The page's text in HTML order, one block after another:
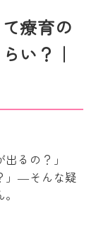
療育の
い？｜
るの？」
」―そんな疑